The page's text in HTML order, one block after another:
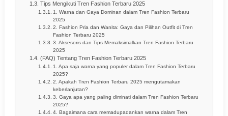
Tips Mengikuti Tren Fashion Terbaru 2025
1. Warna dan Gaya Dominan dalam Tren Fashion Terbaru
2025
2. Fashion Pria dan Wanita: Gaya dan Pilihan Outfit di Tren
Fashion Terbaru 2025
3. Aksesoris dan Tips Memaksimalkan Tren Fashion Terbaru
2025
(FAQ) Tentang Tren Fashion Terbaru 2025
1. Apa saja warna yang populer dalam Tren Fashion Terbaru
2025?
2. Apakah Tren Fashion Terbaru 2025 mengutamakan
keberlanjutan?
3. Gaya apa yang paling diminati dalam Tren Fashion Terbaru
2025?
4. Bagaimana cara memadupadankan warna dalam Tren